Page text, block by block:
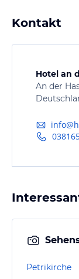
Kontakt
Hotel an
An der
Petrikirche